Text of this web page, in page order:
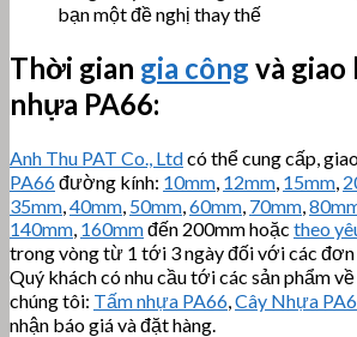
bạn một đề nghị thay thế
Thời gian gia công và giao
nhựa PA66:
Anh Thu PAT Co., Ltdcó thể cung cấp,
PA66đường kính: 10mm 12mm 15mm
35mm 40mm 50mm 60mm 70mm
140mm 160mmđến 200mm hoặc theo
trong vòng từ 1 tới 3 ngày đối với các đơn
Quý khách có nhu cầu tới các sản phẩm về
chúng tôi: Tấm nhựa PA66 Cây Nhựa
nhận báo giá và đặt hàng.